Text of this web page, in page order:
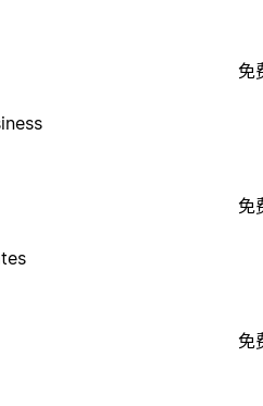
免
免
免